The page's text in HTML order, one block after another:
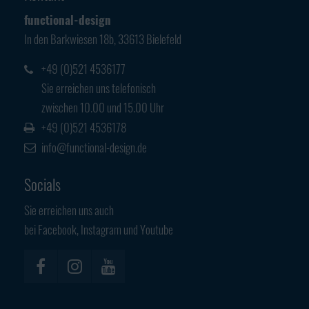
+44 1234 567 890
Drop us a line
info@yourdomain.com
About us
Lorem ipsum dolor sit amet, consectetuer
natoque penatibus et magnis dis parturient montes, nascetur
ridiculus mus. Donec quam felis, ultricies nec.
functional-design
In den Barkwiesen 18b, 33613 Bielefeld
+49 (0)521 4536177
Sie erreichen uns telefonisch
zwischen 10.00 und 15.00 Uhr
+49 (0)521 4536178
info@functional-design.de
Socials
Sie erreichen uns auch
bei Facebook, Instagram und Youtube